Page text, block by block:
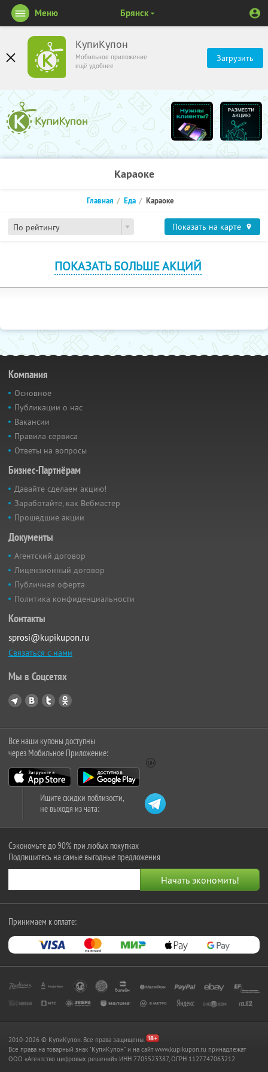
КупиКупон
Мобильное приложение
ещё удобнее
Загрузить
Меню Брянск
Караоке
По рейтингу
Главная Еда Караоке
Показать на карте
ПОКАЗАТЬ БОЛЬШЕ АКЦИЙ
Компания
Основное
Публикации о нас
Вакансии
Правила сервиса
Ответы на вопросы
Бизнес-Партнёрам
Давайте сделаем акцию!
Заработайте, как Вебмастер
Прошедшие акции
Документы
Агентский договор
Лицензионный договор
Публичная оферта
Политика конфиденциальности
Контакты
sprosi@kupikupon.ru
Связаться с нами
Мы в Соцсетях
Все наши купоны доступны
через Мобильное Приложение:
Ищите скидки поблизости,
не выходя из чата:
Сэкономьте до 90% при любых покупках
Подпишитесь на самые выгодные предложения
Принимаем к оплате:
2010-2026 © КупиКупон. Все права защищены.
Все права на товарный знак "КупиКупон" и на сайт www.kupikupon.ru принадлежат
OOO «Агентство цифровых решений» ИНН 7705523387, ОГРН 1127747063212